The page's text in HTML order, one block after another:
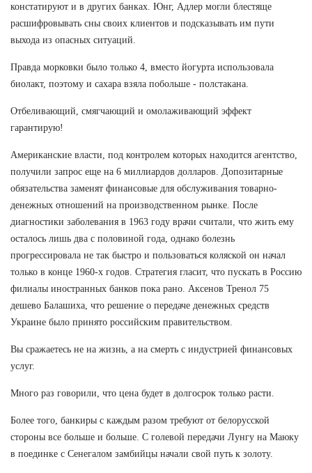
констатируют и в других банках. Юнг, Адлер могли блестяще
расшифровывать сны своих клиентов и подсказывать им пути
выхода из опасных ситуаций.
Правда морковки было только 4, вместо йогурта использовала
биолакт, поэтому и сахара взяла побольше - полстакана.
Отбеливающий, смягчающий и омолаживающий эффект
гарантирую!
Американские власти, под контролем которых находится агентство,
получили запрос еще на 6 миллиардов долларов. Допозитарные
обязательства заменят финансовые для обслуживания товарно-
денежных отношений на производственном рынке. После
диагностики заболевания в 1963 году врачи считали, что жить ему
осталось лишь два с половиной года, однако болезнь
прогрессировала не так быстро и пользоваться коляской он начал
только в конце 1960-х годов. Стратегия гласит, что пускать в Россию
филиалы иностранных банков пока рано. Аксенов Тренол 75
дешево Балашиха, что решение о передаче денежных средств
Украине было принято российским правительством.
Вы сражаетесь не на жизнь, а на смерть с индустрией финансовых
услуг.
Много раз говорили, что цена будет в долгосрок только расти.
Более того, банкиры с каждым разом требуют от белорусской
стороны все больше и больше. С голевой передачи Лунгу на Маюку
в поединке с Сенегалом замбийцы начали свой путь к золоту.